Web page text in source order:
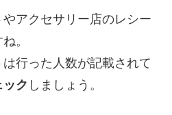
アクセサリー店のレシー
。
行った人数が記載されて
ック しましょう。